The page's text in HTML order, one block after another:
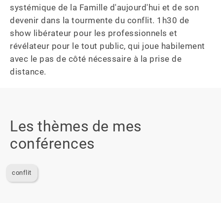
systémique de la Famille d'aujourd'hui et de son
devenir dans la tourmente du conflit. 1h30 de
show libérateur pour les professionnels et
révélateur pour le tout public, qui joue habilement
avec le pas de côté nécessaire à la prise de
distance.
Les thèmes de mes
conférences
conflit